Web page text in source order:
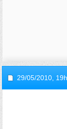
29/05/2010,